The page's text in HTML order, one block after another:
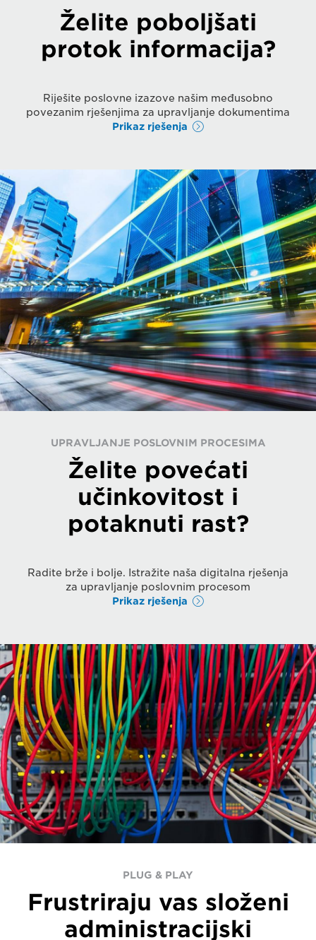
Želite poboljšati
protok informacija?
Riješite poslovne izazove našim međusobno
povezanim rješenjima za upravljanje dokumentima
Prikaz rješenja
UPRAVLJANJE POSLOVNIM PROCESIMA
Želite povećati
učinkovitost i
potaknuti rast?
Radite brže i bolje. Istražite naša digitalna rješenja
za upravljanje poslovnim procesom
Prikaz rješenja
PLUG & PLAY
Frustriraju vas složeni
administracijski